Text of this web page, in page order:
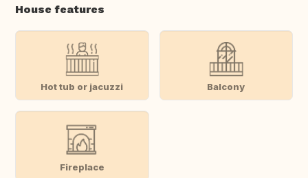
House features
Hot tub or jacuzzi Balcony
Fireplace